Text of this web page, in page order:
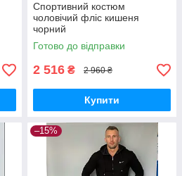
Спортивний костюм
чоловічий фліс кишеня
чорний
Готово до відправки
2 516 ₴ 2 960 ₴
Купити
–15%